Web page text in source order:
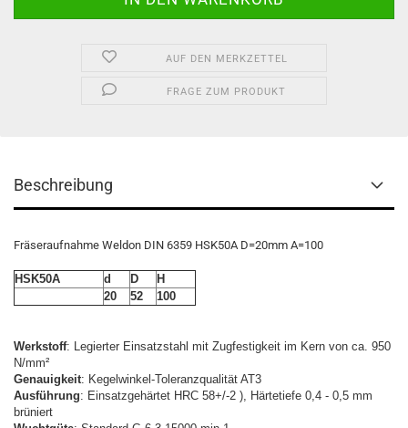
AUF DEN MERKZETTEL
FRAGE ZUM PRODUKT
Beschreibung
Fräseraufnahme Weldon DIN 6359 HSK50A D=20mm A=100
HSK50A d D
H
20
52 100
Werkstoff: Legierter Einsatzstahl mit Zugfestigkeit im Kern von ca. 950
N/mm²
Genauigkeit: Kegelwinkel-Toleranzqualität AT3
Ausführung: Einsatzgehärtet HRC 58+/-2 ), Härtetiefe 0,4 - 0,5 mm
brüniert